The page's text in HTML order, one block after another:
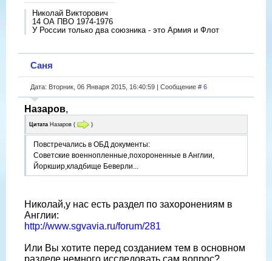
Николай Викторович
14 ОА ПВО 1974-1976
У России только два союзника - это Армия и Флот
Саня
Дата: Вторник, 06 Января 2015, 16:40:59 | Сообщение # 6
Назаров,
Цитата Назаров ( )
Повстречались в ОБД документы:
Советские военнопленные,похороненные в Англии,
Йоркшир,кладбище Беверли...
Николай,у нас есть раздел по захоронениям в
Англии:
http://www.sgvavia.ru/forum/281
Или Вы хотите перед созданием тем в основном